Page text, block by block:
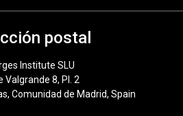
postal
Institute SLU
Valgrande 8, Pl. 2
Comunidad de Madrid, Spain